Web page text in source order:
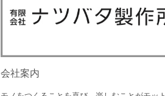
会社案内